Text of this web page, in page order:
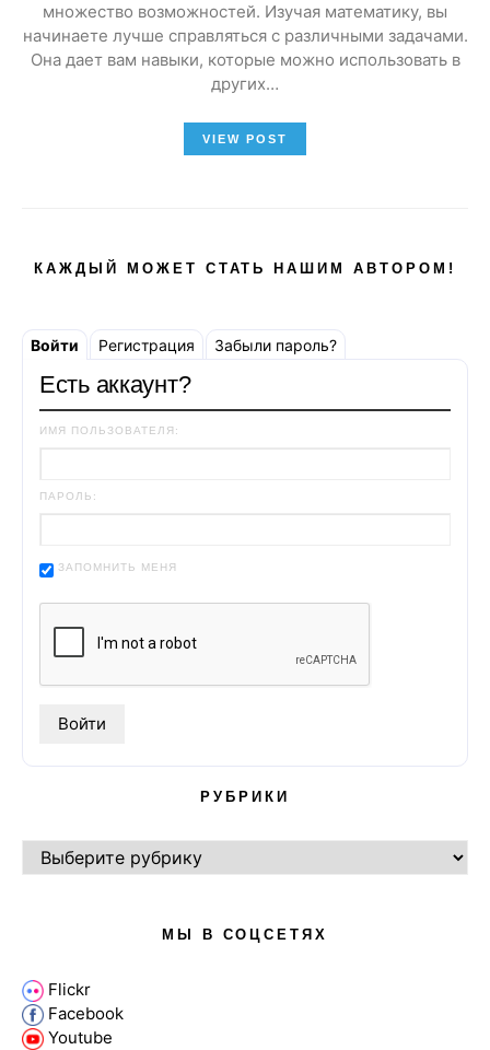
множество возможностей. Изучая математику, вы
начинаете лучше справляться с различными задачами.
Она дает вам навыки, которые можно использовать в
других…
VIEW POST
КАЖДЫЙ МОЖЕТ СТАТЬ НАШИМ АВТОРОМ!
Войти Регистрация Забыли пароль?
Есть аккаунт?
ИМЯ ПОЛЬЗОВАТЕЛЯ:
ПАРОЛЬ:
ЗАПОМНИТЬ МЕНЯ
РУБРИКИ
РУБРИКИ
МЫ В СОЦСЕТЯХ
Flickr
Facebook
Youtube